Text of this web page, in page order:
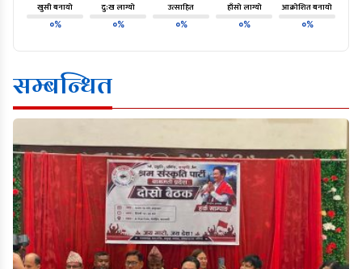
खुसी बनायो
०%
दु:ख लाग्यो
०%
उत्साहित
०%
हाँसो लाग्यो
०%
आक्रोशित बनायो
०%
सम्बन्धित